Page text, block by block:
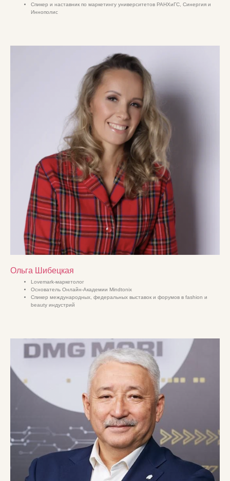
Спикер и наставник по маркетингу университетов РАНХиГС, Синергия и
Иннополис
Ольга Шибецкая
Lovemark-маркетолог
Основатель Онлайн-Академии Mindtonix
Спикер международных, федеральных выставок и форумов в fashion и
beauty индустрий